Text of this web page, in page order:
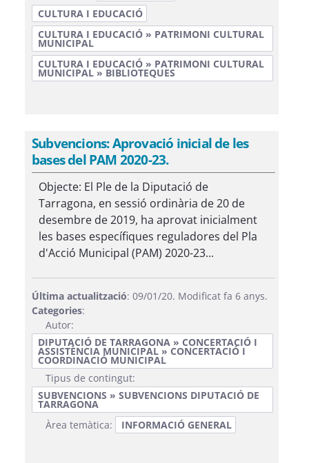
CULTURA I EDUCACIÓ
CULTURA I EDUCACIÓ » PATRIMONI CULTURAL
MUNICIPAL
CULTURA I EDUCACIÓ » PATRIMONI CULTURAL
MUNICIPAL » BIBLIOTEQUES
Subvencions: Aprovació inicial de les
bases del PAM 2020-23.
Objecte: El Ple de la Diputació de
Tarragona, en sessió ordinària de 20 de
desembre de 2019, ha aprovat inicialment
les bases específiques reguladores del Pla
d'Acció Municipal (PAM) 2020-23...
Última actualització: 09/01/20. Modificat fa 6 anys.
Categories:
Autor:
DIPUTACIÓ DE TARRAGONA » CONCERTACIÓ I
ASSISTÈNCIA MUNICIPAL » CONCERTACIÓ I
COORDINACIÓ MUNICIPAL
Tipus de contingut:
SUBVENCIONS » SUBVENCIONS DIPUTACIÓ DE
TARRAGONA
Àrea temàtica:
INFORMACIÓ GENERAL